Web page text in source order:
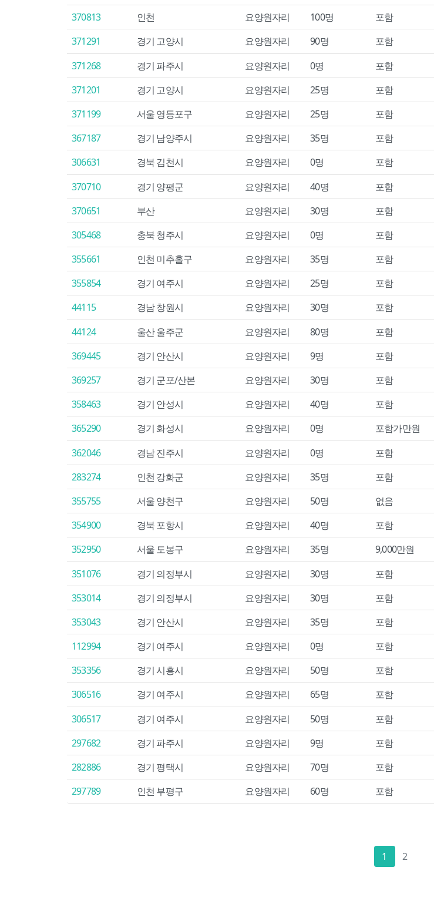
370813
인천 요양원자리 100명 포함
371291
경기 고양시 요양원자리 90명 포함
371268
경기 파주시 요양원자리 0명 포함
371201
경기 고양시 요양원자리 25명 포함
371199
서울 영등포구 요양원자리 25명 포함
367187
경기 남양주시 요양원자리 35명 포함
306631
경북 김천시 요양원자리 0명 포함
370710
경기 양평군 요양원자리 40명 포함
370651
부산 요양원자리 30명 포함
305468
충북 청주시 요양원자리 0명 포함
355661
인천 미추홀구 요양원자리 35명 포함
355854
경기 여주시 요양원자리 25명 포함
44115
경남 창원시 요양원자리 30명 포함
44124
울산 울주군 요양원자리 80명 포함
369445
경기 안산시 요양원자리 9명 포함
369257
경기 군포/산본 요양원자리 30명 포함
358463
경기 안성시 요양원자리 40명 포함
365290
경기 화성시 요양원자리 0명 포함가만원
362046
경남 진주시 요양원자리 0명 포함
283274
인천 강화군 요양원자리 35명 포함
355755
서울 양천구 요양원자리 50명 없음
354900
경북 포항시 요양원자리 40명 포함
352950
서울 도봉구 요양원자리 35명 9,000만원
351076
경기 의정부시 요양원자리 30명 포함
353014
경기 의정부시 요양원자리 30명 포함
353043
경기 안산시 요양원자리 35명 포함
112994
경기 여주시 요양원자리 0명 포함
353356
경기 시흥시 요양원자리 50명 포함
306516
경기 여주시 요양원자리 65명 포함
306517
경기 여주시 요양원자리 50명 포함
297682
경기 파주시 요양원자리 9명 포함
282886
경기 평택시 요양원자리 70명 포함
297789
인천 부평구 요양원자리 60명 포함
1 2